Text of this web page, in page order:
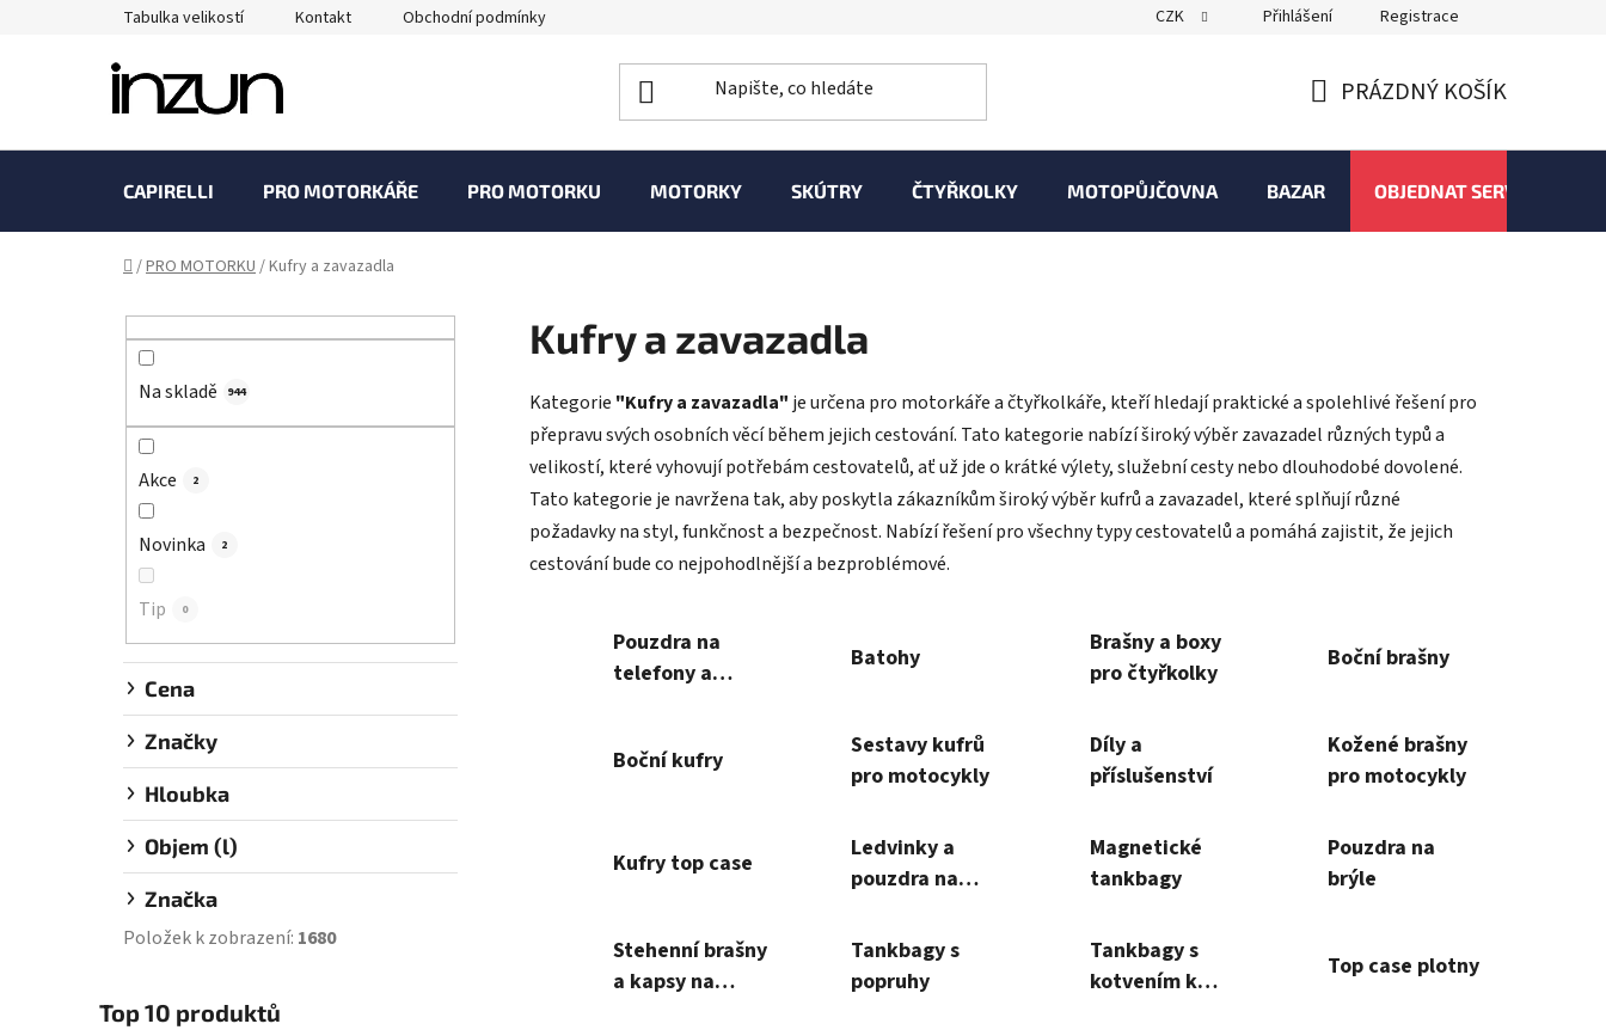
Tabulka velikostí Kontakt Obchodní podmínky CZK Přihlášení Registrace
KOŠÍK
PRÁZDNÝ KOŠÍK
CAPIRELLI PRO MOTORKÁŘE PRO MOTORKU MOTORKY SKÚTRY ČTYŘKOLKY MOTOPŮJČOVNA BAZAR OBJEDNAT SERVIS
Domů
/PRO MOTORKU/Kufry a zavazadla
Na skladě 944
Akce 2
Novinka 2
Tip 0
Cena
Značky
Hloubka
Objem (l)
Značka
Položek k zobrazení: 1680
Top 10 produktů
Kufry a zavazadla
Kategorie "Kufry a zavazadla" je určena pro motorkáře a čtyřkolkáře, kteří hledají praktické a spolehlivé řešení pro
přepravu svých osobních věcí během jejich cestování. Tato kategorie nabízí široký výběr zavazadel různých typů a
velikostí, které vyhovují potřebám cestovatelů, ať už jde o krátké výlety, služební cesty nebo dlouhodobé dovolené.
Tato kategorie je navržena tak, aby poskytla zákazníkům široký výběr kufrů a zavazadel, které splňují různé
požadavky na styl, funkčnost a bezpečnost. Nabízí řešení pro všechny typy cestovatelů a pomáhá zajistit, že jejich
cestování bude co nejpohodlnější a bezproblémové.
Pouzdra na
telefony a
Batohy
Brašny a boxy
pro čtyřkolky
Boční brašny
Boční kufry
Sestavy kufrů
pro motocykly
Díly a
příslušenství
Kožené brašny
pro motocykly
Kufry top case
Ledvinky a
pouzdra na
Magnetické
tankbagy
Pouzdra na
brýle
Stehenní brašny
a kapsy na
Tankbagy s
popruhy
Tankbagy s
kotvením k
Top case plotny